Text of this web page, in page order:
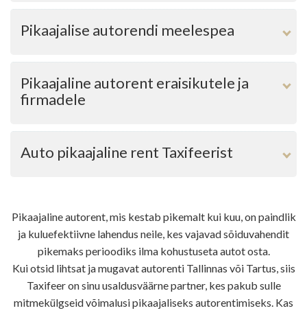
Autoga seonduvate kulude prognoositavus.
Pikaajalise autorendiga kaasneb kindel kuumakse
ning kuna rendiauto hooldus ja kindlustus on rendiauto
firma vastutusel, vabastab see ootamatutest hooldus-
ja lisakuludega kaasnevast murest.
Pikaajalise autorendi meelespea
Pikaajaline autorent eraisikutele ja
firmadele
Auto pikaajaline rent Taxifeerist
Pikaajaline autorent, mis kestab pikemalt kui kuu, on paindlik
ja kuluefektiivne lahendus neile, kes vajavad sõiduvahendit
pikemaks perioodiks ilma kohustuseta autot osta.
Kui otsid lihtsat ja mugavat autorenti Tallinnas või Tartus, siis
Taxifeer on sinu usaldusväärne partner, kes pakub sulle
mitmekülgseid võimalusi pikaajaliseks autorentimiseks. Kas